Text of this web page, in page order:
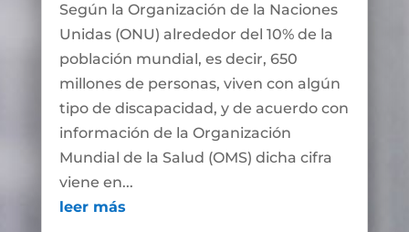
Según la Organización de la Naciones
Unidas (ONU) alrededor del 10% de la
población mundial, es decir, 650
millones de personas, viven con algún
tipo de discapacidad, y de acuerdo con
información de la Organización
Mundial de la Salud (OMS) dicha cifra
viene en...
leer más